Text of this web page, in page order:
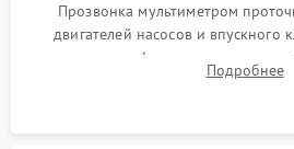
Прозвонка мультиметром
двигателей насосов и впускного
прессостата (датчика уровня
концевика дверцы и
Подробнее